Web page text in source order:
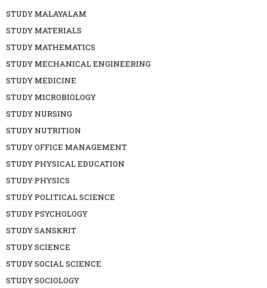
STUDY MALAYALAM
STUDY MATERIALS
STUDY MATHEMATICS
STUDY MECHANICAL ENGINEERING
STUDY MEDICINE
STUDY MICROBIOLOGY
STUDY NURSING
STUDY NUTRITION
STUDY OFFICE MANAGEMENT
STUDY PHYSICAL EDUCATION
STUDY PHYSICS
STUDY POLITICAL SCIENCE
STUDY PSYCHOLOGY
STUDY SANSKRIT
STUDY SCIENCE
STUDY SOCIAL SCIENCE
STUDY SOCIOLOGY